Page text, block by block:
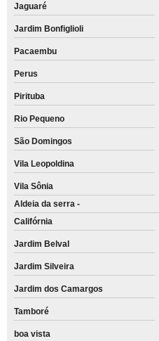
Jaguaré
Jardim Bonfiglioli
Pacaembu
Perus
Pirituba
Rio Pequeno
São Domingos
Vila Leopoldina
Vila Sônia
Aldeia da serra -
Califórnia
Jardim Belval
Jardim Silveira
Jardim dos Camargos
Tamboré
boa vista